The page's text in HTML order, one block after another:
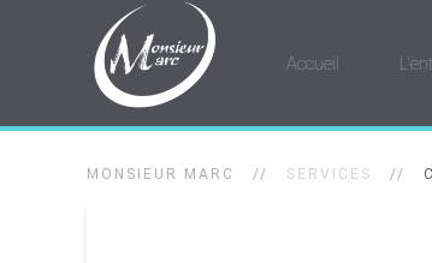
Accueil
MONSIEUR MARC SERVICES